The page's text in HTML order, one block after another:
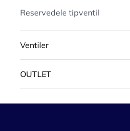
Reservedele tipventil
Ventiler
OUTLET